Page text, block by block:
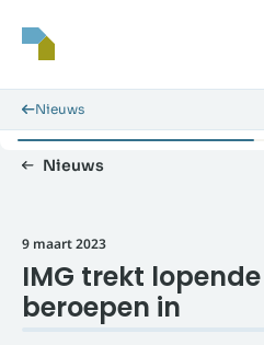
Nieuws
Nieuws
9 maart 2023
IMG trekt
beroepen in